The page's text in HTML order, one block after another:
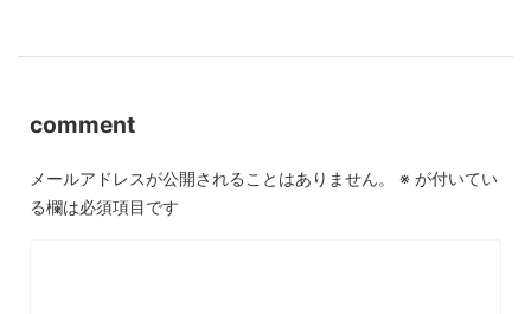
comment
メールアドレスが公開されることはありません。 ※ が付いてい
る欄は必須項目です